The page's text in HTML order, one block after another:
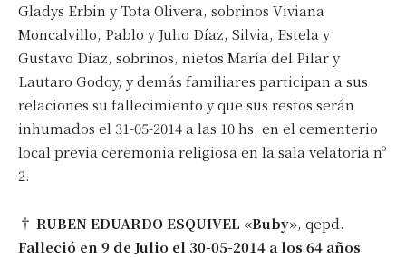
Gladys Erbin y Tota Olivera, sobrinos Viviana
Moncalvillo, Pablo y Julio Díaz, Silvia, Estela y
Gustavo Díaz, sobrinos, nietos María del Pilar y
Lautaro Godoy, y demás familiares participan a sus
relaciones su fallecimiento y que sus restos serán
inhumados el 31-05-2014 a las 10 hs. en el cementerio
local previa ceremonia religiosa en la sala velatoria nº
2.
† RUBEN EDUARDO ESQUIVEL «Buby», qepd.
Falleció en 9 de Julio el 30-05-2014 a los 64 años